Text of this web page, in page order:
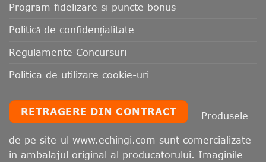
Program fidelizare si puncte bonus
Politică de confidențialitate
Regulamente Concursuri
Politica de utilizare cookie-uri
RETRAGERE DIN CONTRACT
Produsele
de pe site-ul www.echingi.com sunt comercializate
in ambalajul original al producatorului. Imaginile